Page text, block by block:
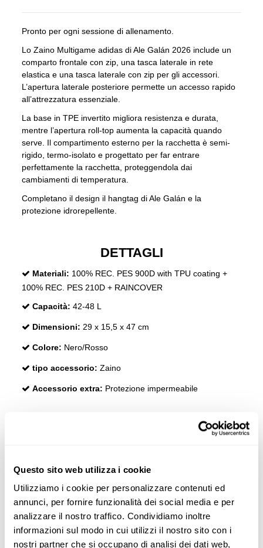
Questo sito web utilizza i cookie
Utilizziamo i cookie per personalizzare contenuti ed
annunci, per fornire funzionalità dei social media e per
analizzare il nostro traffico. Condividiamo inoltre
informazioni sul modo in cui utilizzi il nostro sito con i
nostri partner che si occupano di analisi dei dati web,
Pronto per ogni sessione di allenamento.
Lo Zaino Multigame adidas di Ale Galán 2026 include un
comparto frontale con zip, una tasca laterale in rete
elastica e una tasca laterale con zip per gli accessori.
L’apertura laterale posteriore permette un accesso rapido
all’attrezzatura essenziale.
La base in TPE invertito migliora resistenza e durata,
mentre l’apertura roll-top aumenta la capacità quando
serve. Il compartimento esterno per la racchetta è semi-
rigido, termo-isolato e progettato per far entrare
perfettamente la racchetta, proteggendola dai
cambiamenti di temperatura.
Completano il design il hangtag di Ale Galán e la
protezione idrorepellente.
DETTAGLI
Materiali: 100% REC. PES 900D with TPU coating +
100% REC. PES 210D + RAINCOVER
Capacità: 42-48 L
Dimensioni: 29 x 15,5 x 47 cm
Colore: Nero/Rosso
tipo accessorio: Zaino
Accessorio extra: Protezione impermeabile
I clienti che hanno acquistato questo prodotto hanno